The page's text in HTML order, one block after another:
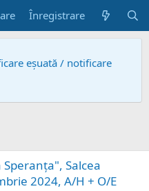
Înregistrare
eșuată / notificare
Speranța", Salcea
2024, A/H + O/E